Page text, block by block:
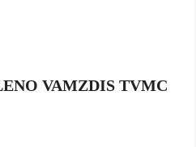
VAMZDIS TVMC